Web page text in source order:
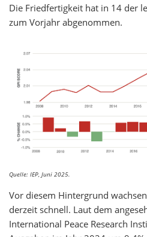
Die Friedfertigkeit hat in 14 der
zum Vorjahr abgenommen.
Quelle: IEP, Juni 2025.
Vor diesem Hintergrund
derzeit schnell. Laut dem
International Peace Research